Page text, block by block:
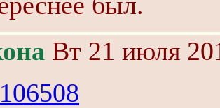
Вт 21 июля